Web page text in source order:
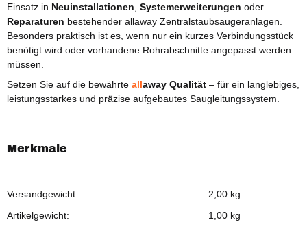
Einsatz in Neuinstallationen Systemerweiterungen oder
Reparaturen bestehender allaway Zentralstaubsaugeranlagen.
Besonders praktisch ist es, wenn nur ein kurzes Verbindungsstück
benötigt wird oder vorhandene Rohrabschnitte angepasst werden
müssen.
Setzen Sie auf die bewährte allaway Qualität – für ein langlebiges,
leistungsstarkes und präzise aufgebautes Saugleitungssystem.
Merkmale
Versandgewicht:
2,00 kg
Artikelgewicht:
1,00 kg